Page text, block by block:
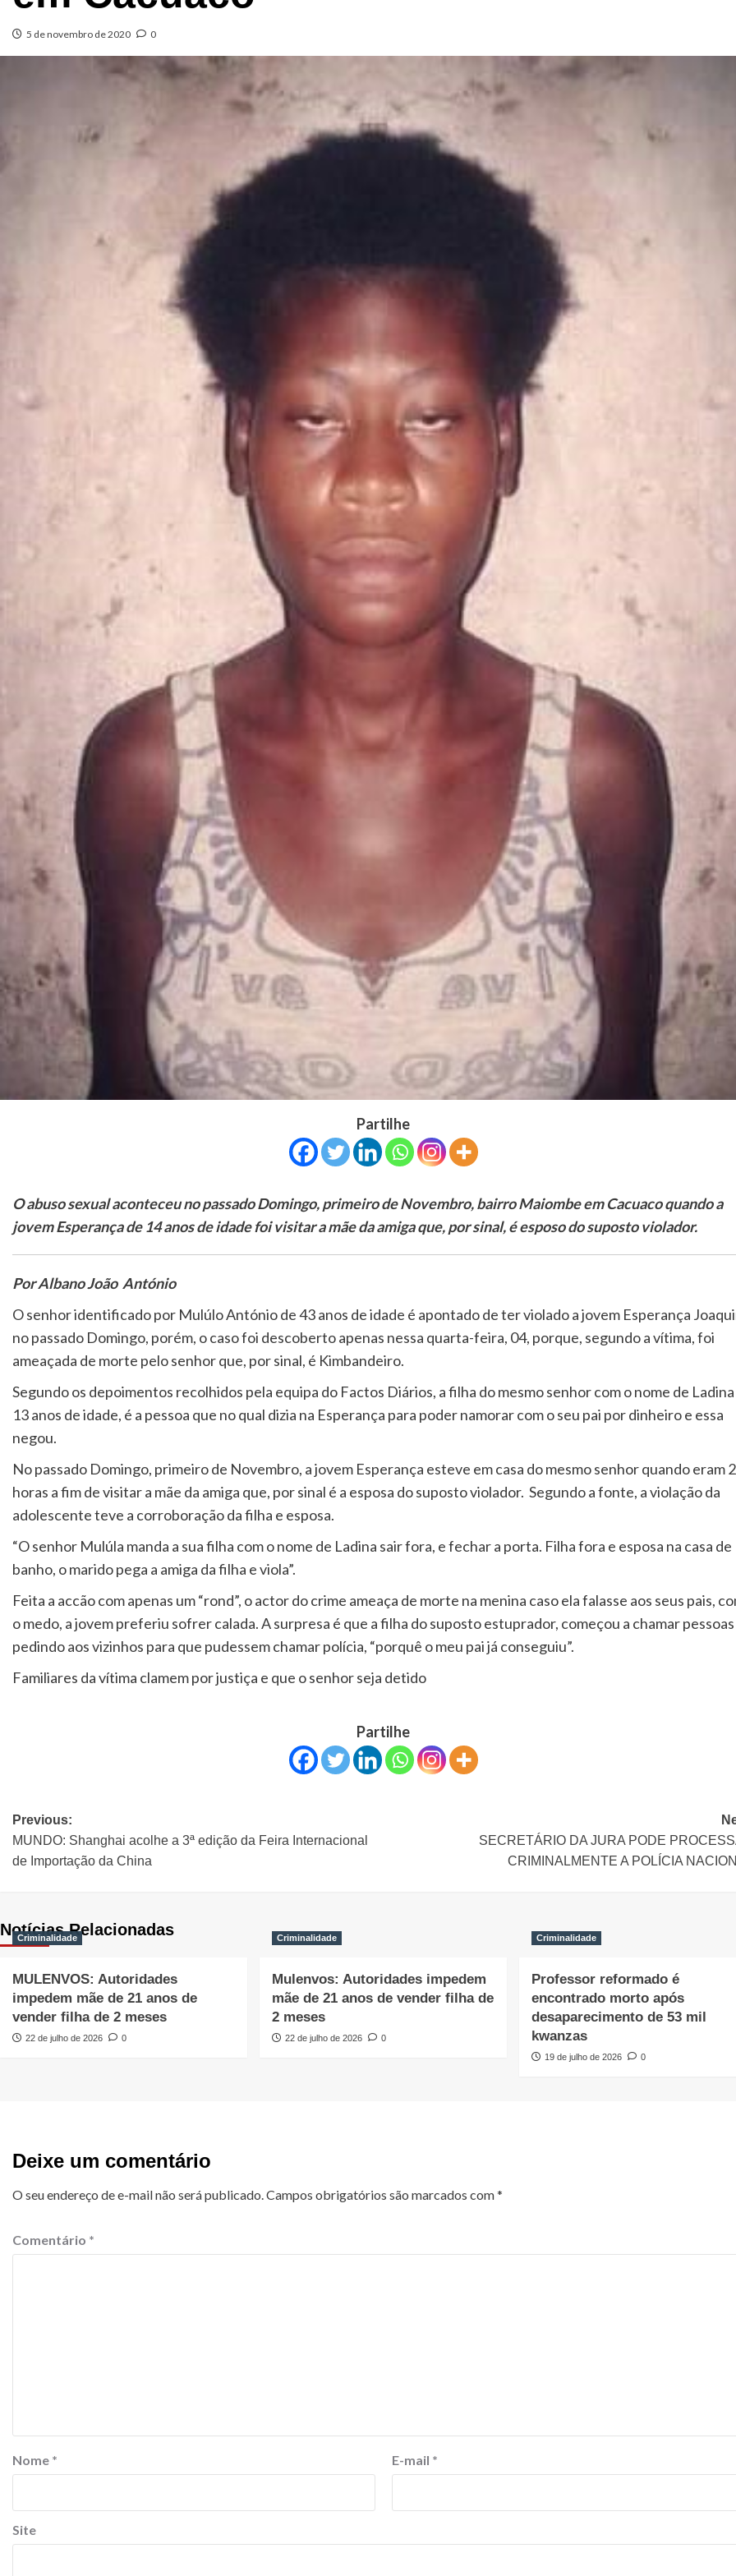
5 de novembro de 2020 0
Partilhe
O abuso sexual aconteceu no passado Domingo, primeiro de Novembro, bairro Maiombe em Cacuaco quando a
jovem Esperança de 14 anos de idade foi visitar a mãe da amiga que, por sinal, é esposo do suposto violador.
Por Albano João António
O senhor identificado por Mulúlo António de 43 anos de idade é apontado de ter violado a jovem Esperança
no passado Domingo, porém, o caso foi descoberto apenas nessa quarta-feira, 04, porque, segundo a vítima, foi
ameaçada de morte pelo senhor que, por sinal, é Kimbandeiro.
Segundo os depoimentos recolhidos pela equipa do Factos Diários, a filha do mesmo senhor com o nome de
13 anos de idade, é a pessoa que no qual dizia na Esperança para poder namorar com o seu pai por dinheiro e essa
negou.
No passado Domingo, primeiro de Novembro, a jovem Esperança esteve em casa do mesmo senhor quando eram
horas a fim de visitar a mãe da amiga que, por sinal é a esposa do suposto violador. Segundo a fonte, a violação da
adolescente teve a corroboração da filha e esposa.
“O senhor Mulúla manda a sua filha com o nome de Ladina sair fora, e fechar a porta. Filha fora e esposa na casa de
banho, o marido pega a amiga da filha e viola”.
Feita a accão com apenas um “rond”, o actor do crime ameaça de morte na menina caso ela falasse aos seus pais,
o medo, a jovem preferiu sofrer calada. A surpresa é que a filha do suposto estuprador, começou a chamar pessoas
pedindo aos vizinhos para que pudessem chamar polícia, “porquê o meu pai já conseguiu”.
Familiares da vítima clamem por justiça e que o senhor seja detido
Partilhe
Previous:
MUNDO: Shanghai acolhe a 3ª edição da Feira Internacional
de Importação da China
SECRETÁRIO DA JURA PODE
CRIMINALMENTE A POLÍCIA
Notícias Relacionadas
Criminalidade
MULENVOS: Autoridades
impedem mãe de 21 anos de
vender filha de 2 meses
22 de julho de 2026 0
Criminalidade
Mulenvos: Autoridades impedem
mãe de 21 anos de vender filha de
2 meses
22 de julho de 2026 0
Criminalidade
Professor reformado é
encontrado morto após
desaparecimento de 53 mil
kwanzas
19 de julho de 2026 0
Deixe um comentário
O seu endereço de e-mail não será publicado.Campos obrigatórios são marcados com*
Comentário *
Nome * E-mail *
Site